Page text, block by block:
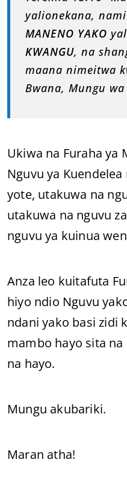
yalionekana,
MANENO YAKO
KWANGU, na
maana nimeitwa
Bwana, Mungu wa
Ukiwa na Furaha ya
Nguvu ya
yote, utakuwa na
utakuwa na nguvu
nguvu ya kuinua
Anza leo kuitafuta
hiyo ndio Nguvu
ndani yako basi zidi
mambo hayo sita
na hayo.
Mungu akubariki.
Maran atha!